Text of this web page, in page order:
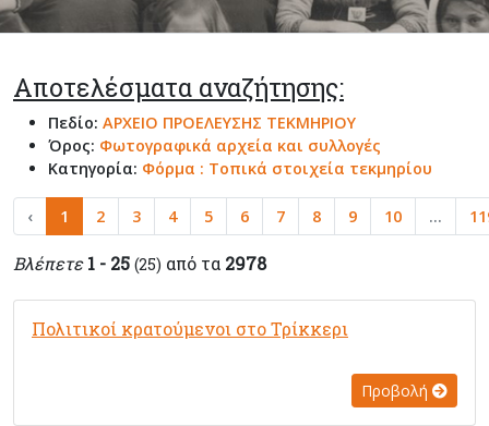
Αποτελέσματα αναζήτησης:
Πεδίο: ΑΡΧΕΙΟ ΠΡΟΕΛΕΥΣΗΣ ΤΕΚΜΗΡΙΟΥ
Όρος: Φωτογραφικά αρχεία και συλλογές
Κατηγορία: Φόρμα : Τοπικά στοιχεία τεκμηρίου
‹ 1 2 3 4 5 6 7 8 9 10 ...
Βλέπετε 1 - 25 (25) από τα 2978
Πολιτικοί κρατούμενοι στο Τρίκκερι
Προβολή